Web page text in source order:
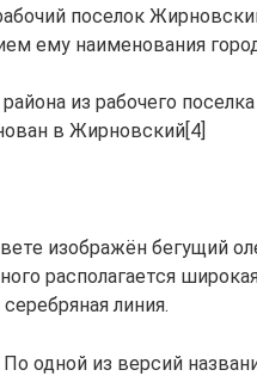
поселок
ему наименования
из рабочего
в Жирновский[4]
изображён бегущий
располагается
линия.
одной из версий